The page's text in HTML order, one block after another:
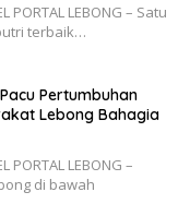
PORTAL LEBONG – Satu
terbaik…
Pertumbuhan
Lebong Bahagia
PORTAL LEBONG –
di bawah